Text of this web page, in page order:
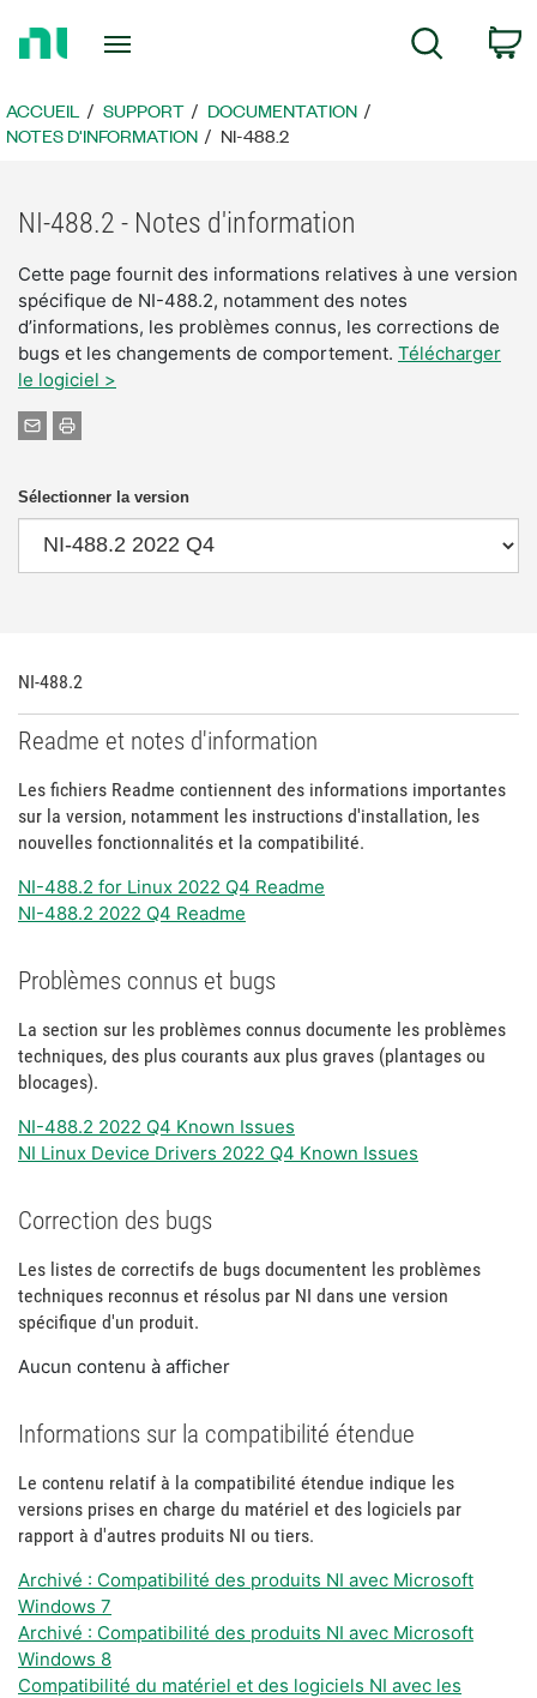
page
d’accueil
ACCUEIL SUPPORT
DOCUMENTATION
NOTES D'INFORMATION
NI-488.2
NI-488.2 - Notes d'information
Cette page fournit des informations relatives à une version
spécifique de NI-488.2, notamment des notes
d’informations, les problèmes connus, les corrections de
bugs et les changements de comportement. Télécharger
le logiciel >
Sélectionner la version
NI-488.2
Readme et notes d'information
Les fichiers Readme contiennent des informations importantes
sur la version, notamment les instructions d'installation, les
nouvelles fonctionnalités et la compatibilité.
NI-488.2 for Linux 2022 Q4 Readme
NI-488.2 2022 Q4 Readme
Problèmes connus et bugs
La section sur les problèmes connus documente les problèmes
techniques, des plus courants aux plus graves (plantages ou
blocages).
NI-488.2 2022 Q4 Known Issues
NI Linux Device Drivers 2022 Q4 Known Issues
Correction des bugs
Les listes de correctifs de bugs documentent les problèmes
techniques reconnus et résolus par NI dans une version
spécifique d'un produit.
Aucun contenu à afficher
Informations sur la compatibilité étendue
Le contenu relatif à la compatibilité étendue indique les
versions prises en charge du matériel et des logiciels par
rapport à d'autres produits NI ou tiers.
Archivé : Compatibilité des produits NI avec Microsoft
Windows 7
Archivé : Compatibilité des produits NI avec Microsoft
Windows 8
Compatibilité du matériel et des logiciels NI avec les